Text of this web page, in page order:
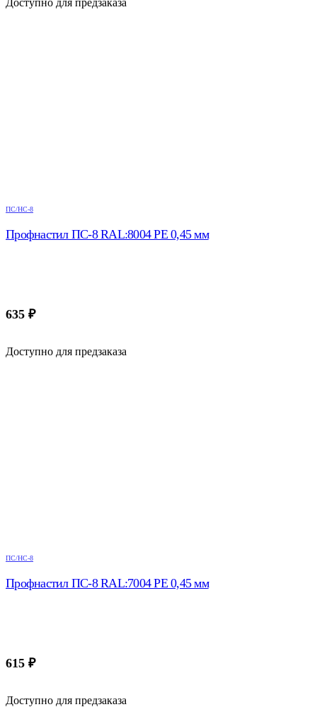
ПС/НС-8
Профнастил ПС-8 RAL:8004 РЕ 0,45 мм
635 ₽
Доступно для предзаказа
ПС/НС-8
Профнастил ПС-8 RAL:7004 РЕ 0,45 мм
615 ₽
Доступно для предзаказа